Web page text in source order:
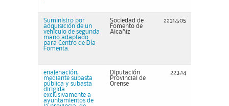
Suministro por
adquisición de un
vehículo de segunda
mano adaptado
para Centro de Día
Fomenta.
Sociedad de
Fomento de
Alcañiz
22314,05
enajenación,
mediante subasta
pública y subasta
dirigida
exclusivamente a
ayuntamientos de
Diputación
Provincial de
Orense
223,14